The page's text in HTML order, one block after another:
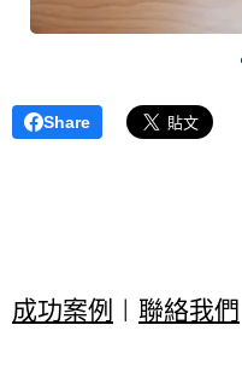
Share
成功案例 | 聯絡我們